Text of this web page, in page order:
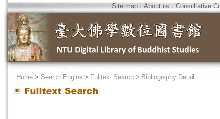
Site map．About us ． Consultative
． Home > Search Engine > Fulltext Search > Bibliography Detail